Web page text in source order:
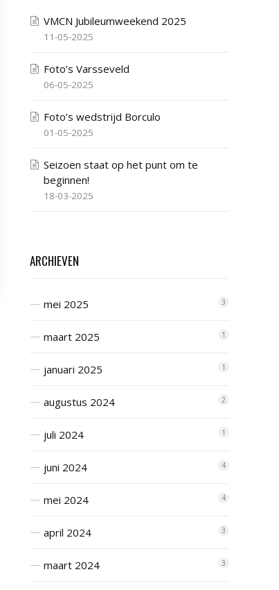
VMCN Jubileumweekend 2025
11-05-2025
Foto’s Varsseveld
06-05-2025
Foto’s wedstrijd Borculo
01-05-2025
Seizoen staat op het punt om te
beginnen!
18-03-2025
ARCHIEVEN
mei 2025 3
maart 2025 1
januari 2025 1
augustus 2024 2
juli 2024 1
juni 2024 4
mei 2024 4
april 2024 3
maart 2024 3